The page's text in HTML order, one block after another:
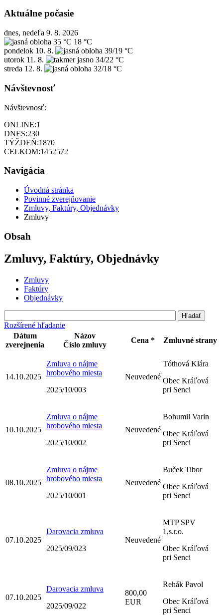
Aktuálne počasie
dnes, nedeľa 9. 8. 2026
35 °C 18 °C
pondelok 10. 8.
39/19 °C
utorok 11. 8.
34/22 °C
streda 12. 8. 32/18 °C
Návštevnosť
Návštevnosť:
ONLINE:1
DNES:230
TÝŽDEŇ:1870
CELKOM:1452572
Navigácia
Úvodná stránka
Povinné zverejňovanie
Zmluvy, Faktúry, Objednávky
Zmluvy
Obsah
Zmluvy, Faktúry, Objednávky
Zmluvy
Faktúry
Objednávky
Rozšírené hľadanie
Dátum
zverejnenia
Názov
Číslo zmluvy
Cena * Zmluvné strany
14.10.2025
Zmluva o nájme
hrobového miesta
2025/10/003
Neuvedené
Tóthová Klára
Obec Kráľová
pri Senci
10.10.2025
Zmluva o nájme
hrobového miesta
2025/10/002
Neuvedené
Bohumil Varin
Obec Kráľová
pri Senci
08.10.2025
Zmluva o nájme
hrobového miesta
2025/10/001
Neuvedené
Buček Tibor
Obec Kráľová
pri Senci
07.10.2025
Darovacia zmluva
2025/09/023
Neuvedené
MTP SPV
1,s.r.o.
Obec Kráľová
pri Senci
07.10.2025
Darovacia zmluva
2025/09/022
800,00
EUR
Rehák Pavol
Obec Kráľová
pri Senci